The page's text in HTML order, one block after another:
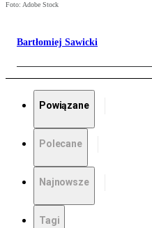
Foto: Adobe Stock
Bartłomiej Sawicki
Powiązane
Polecane
Najnowsze
Tagi